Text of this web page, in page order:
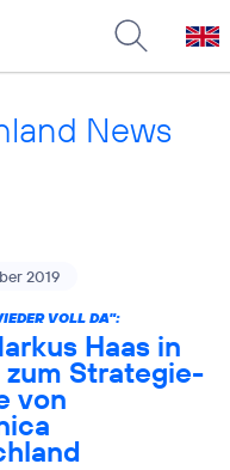
News
2019
VOLL DA":
Haas in
zum Strategie-
von